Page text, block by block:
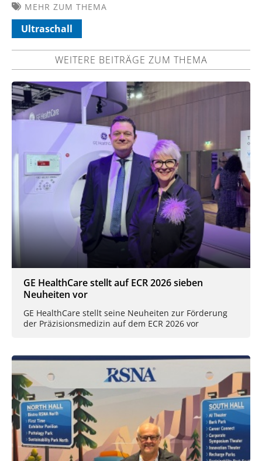
MEHR ZUM THEMA
Ultraschall
WEITERE BEITRÄGE ZUM THEMA
GE HealthCare stellt auf ECR 2026 sieben
Neuheiten vor
GE HealthCare stellt seine Neuheiten zur Förderung
der Präzisionsmedizin auf dem ECR 2026 vor